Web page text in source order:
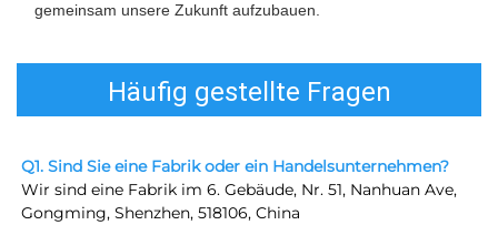
gemeinsam unsere Zukunft aufzubauen.
Häufig gestellte Fragen
Q1. Sind Sie eine Fabrik oder ein Handelsunternehmen?
Wir sind eine Fabrik im 6. Gebäude, Nr. 51, Nanhuan Ave,
Gongming, Shenzhen, 518106, China